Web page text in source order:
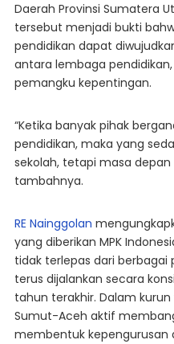
Daerah Provinsi Sumatera
tersebut menjadi bukti
pendidikan dapat
antara lembaga
pemangku kepentingan.
“Ketika banyak pihak
pendidikan, maka yang
sekolah, tetapi masa depan
tambahnya.
RE Nainggolan
yang diberikan MPK
tidak terlepas dari
terus dijalankan secara
tahun terakhir. Dalam kurun
Sumut-Aceh aktif
membentuk kepengurusan